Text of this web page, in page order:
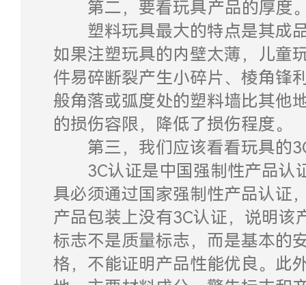
第二，要看玩具产品的厚度
塑料玩具最大的特点是其成
如果注塑玩具的内壁太薄，儿童
件易碎断裂产生小碎片、棱角锋
般角落或弧度处的塑料墙比其他
的损伤容限，降低了损伤程度。
第三，我们应该看看玩具的
3C认证是中国强制性产品认
具必须通过国家强制性产品认证
产品包装上没有3C认证，说明该
标志不是质量标志，而是基本的
格，不能证明产品性能优良。此